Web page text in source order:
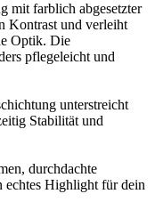
mit farblich abgesetzter
Kontrast und verleiht
Optik. Die
pflegeleicht und
unterstreicht
Stabilität und
durchdachte
echtes Highlight für dein